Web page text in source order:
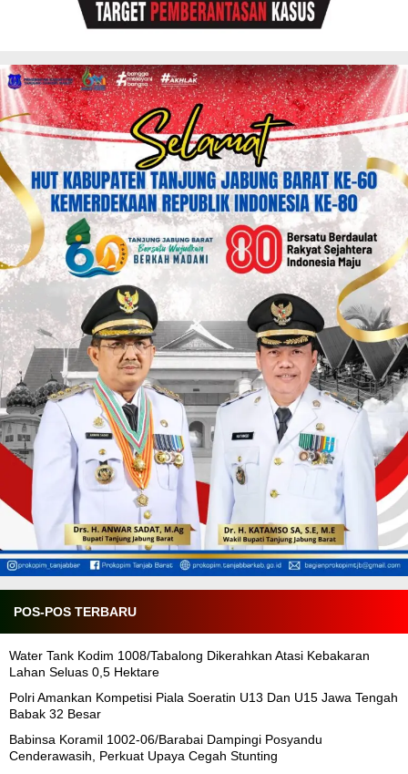
POS-POS TERBARU
Water Tank Kodim 1008/Tabalong Dikerahkan Atasi Kebakaran
Lahan Seluas 0,5 Hektare
Polri Amankan Kompetisi Piala Soeratin U13 Dan U15 Jawa Tengah
Babak 32 Besar
Babinsa Koramil 1002-06/Barabai Dampingi Posyandu
Cenderawasih, Perkuat Upaya Cegah Stunting